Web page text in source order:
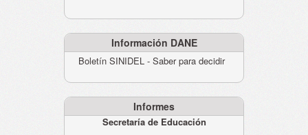
Información DANE
Boletín SINIDEL - Saber para decidir
Informes
Secretaría de Educación